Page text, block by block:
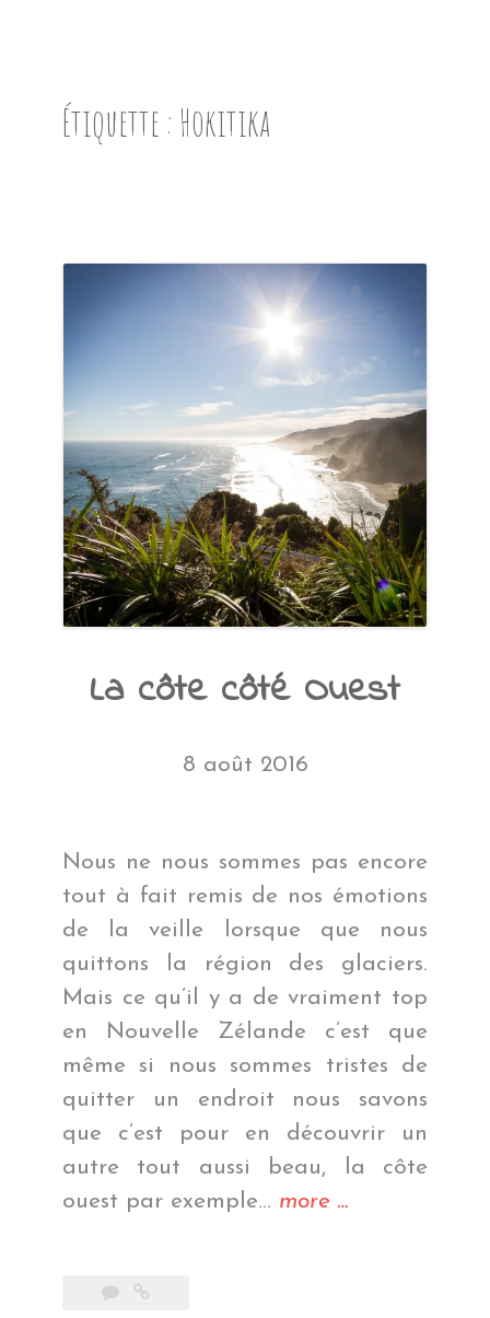
PRÉSENTATION
EN IMAGES
NOS BONNES ADRESSES
Étiquette : Hokitika
La côte côté Ouest
8 août 2016
Nous ne nous sommes pas encore
tout à fait remis de nos émotions
de la veille lorsque que nous
quittons la région des glaciers.
Mais ce qu’il y a de vraiment top
en Nouvelle Zélande c’est que
même si nous sommes tristes de
quitter un endroit nous savons
que c’est pour en découvrir un
autre tout aussi beau, la côte
ouest par exemple… more « La
…